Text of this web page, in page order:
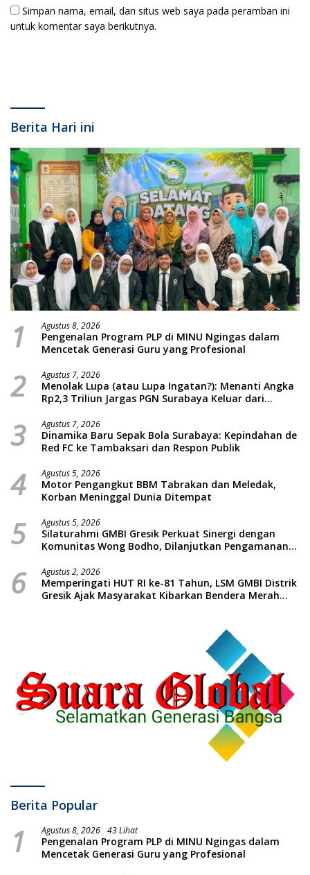
Simpan nama, email, dan situs web saya pada peramban ini
untuk komentar saya berikutnya.
Berita Hari ini
1 Agustus 8, 2026
Pengenalan Program PLP di MINU Ngingas dalam
Mencetak Generasi Guru yang Profesional
2 Agustus 7, 2026
Menolak Lupa (atau Lupa Ingatan?): Menanti Angka
Rp2,3 Triliun Jargas PGN Surabaya Keluar dari
3 Agustus 7, 2026
Dinamika Baru Sepak Bola Surabaya: Kepindahan de
Red FC ke Tambaksari dan Respon Publik
4 Agustus 5, 2026
Motor Pengangkut BBM Tabrakan dan Meledak,
Korban Meninggal Dunia Ditempat
5 Agustus 5, 2026
Silaturahmi GMBI Gresik Perkuat Sinergi dengan
Komunitas Wong Bodho, Dilanjutkan Pengamanan
Massal dan Santunan Anak Yatim
6 Agustus 2, 2026
Memperingati HUT RI ke-81 Tahun, LSM GMBI Distrik
Gresik Ajak Masyarakat Kibarkan Bendera Merah
Berita Popular
1 Agustus 8, 2026 43 Lihat
Pengenalan Program PLP di MINU Ngingas dalam
Mencetak Generasi Guru yang Profesional